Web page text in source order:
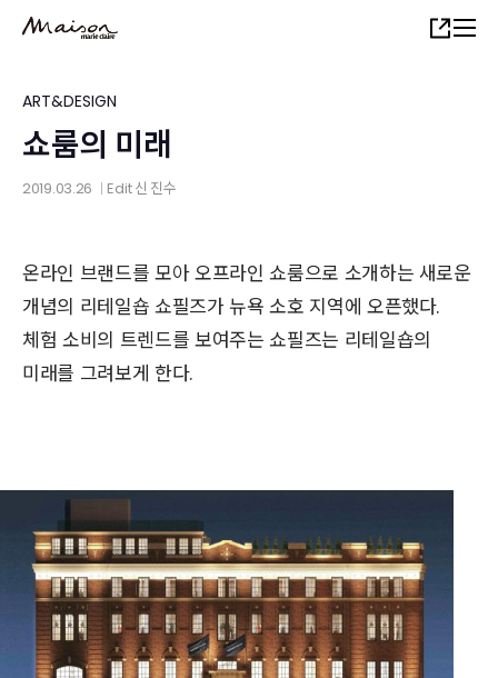
content
Share
ART&DESIGN
쇼룸의 미래
2019.03.26 Edit신 진수
온라인 브랜드를 모아 오프라인 쇼룸으로 소개하는 새로운
개념의 리테일숍 쇼필즈가 뉴욕 소호 지역에 오픈했다.
체험 소비의 트렌드를 보여주는 쇼필즈는 리테일숍의
미래를 그려보게 한다.